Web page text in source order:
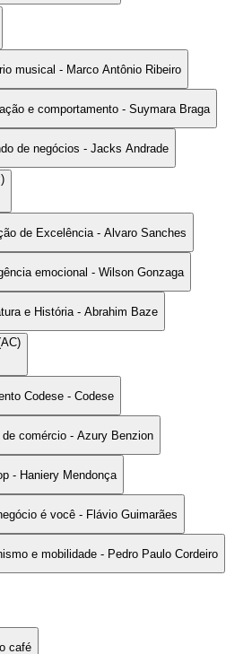
musical - Marco Antônio Ribeiro
e comportamento - Suymara Braga
de negócios - Jacks Andrade
de Excelência - Alvaro Sanches
emocional - Wilson Gonzaga
e História - Abrahim Baze
Codese - Codese
de comércio - Azury Benzion
- Haniery Mendonça
é você - Flávio Guimarães
e mobilidade - Pedro Paulo Cordeiro
café